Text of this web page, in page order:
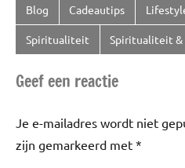
Getagd
met
boek,
boekenweek,
Blog Cadeautips
Spiritualiteit Spiritualiteit &
Geef een reactie
Je e-mailadres wordt niet
zijn gemarkeerd met *